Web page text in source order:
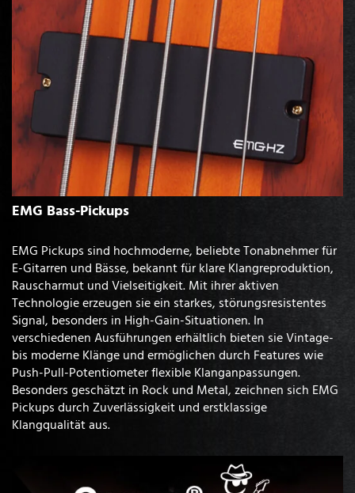
EMG Bass-Pickups
EMG Pickups sind hochmoderne, beliebte Tonabnehmer für
E-Gitarren und Bässe, bekannt für klare Klangreproduktion,
Rauscharmut und Vielseitigkeit. Mit ihrer aktiven
Technologie erzeugen sie ein starkes, störungsresistentes
Signal, besonders in High-Gain-Situationen. In
verschiedenen Ausführungen erhältlich bieten sie Vintage-
bis moderne Klänge und ermöglichen durch Features wie
Push-Pull-Potentiometer flexible Klanganpassungen.
Besonders geschätzt in Rock und Metal, zeichnen sich EMG
Pickups durch Zuverlässigkeit und erstklassige
Klangqualität aus.